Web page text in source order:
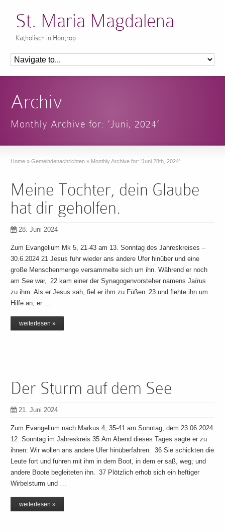
St. Maria Magdalena
Katholisch in Höntrop
Archiv
Monthly Archive for: ‘Juni, 2024’
Home » Gemeindenachrichten » Monthly Archive for: 'Juni 28th, 2024'
Meine Tochter, dein Glaube
hat dir geholfen.
28. Juni 2024
Zum Evangelium Mk 5, 21-43 am 13. Sonntag des Jahreskreises –
30.6.2024 21 Jesus fuhr wieder ans andere Ufer hinüber und eine
große Menschenmenge versammelte sich um ihn. Während er noch
am See war, 22 kam einer der Synagogenvorsteher namens Jaïrus
zu ihm. Als er Jesus sah, fiel er ihm zu Füßen 23 und flehte ihn um
Hilfe an; er …
weiterlesen »
Der Sturm auf dem See
21. Juni 2024
Zum Evangelium nach Markus 4, 35-41 am Sonntag, dem 23.06.2024
12. Sonntag im Jahreskreis 35 Am Abend dieses Tages sagte er zu
ihnen: Wir wollen ans andere Ufer hinüberfahren. 36 Sie schickten die
Leute fort und fuhren mit ihm in dem Boot, in dem er saß, weg; und
andere Boote begleiteten ihn. 37 Plötzlich erhob sich ein heftiger
Wirbelsturm und …
weiterlesen »